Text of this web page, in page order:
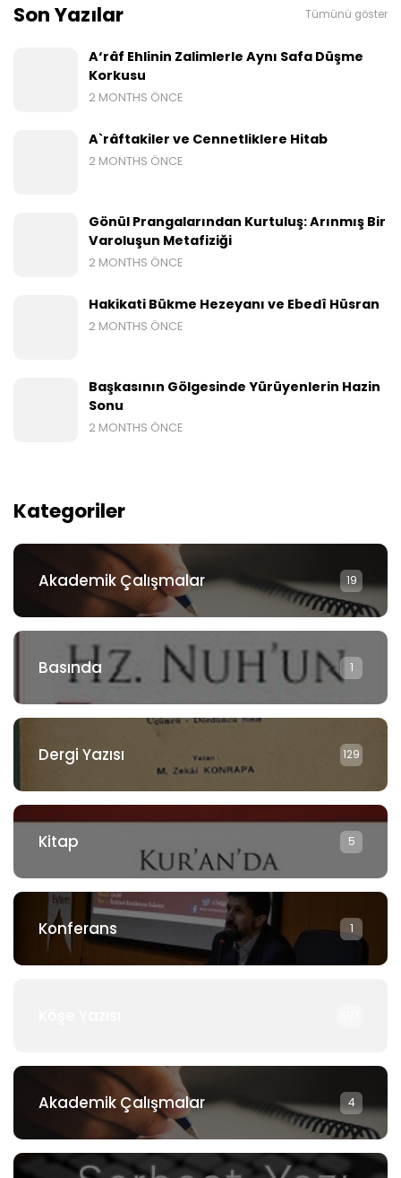
Son Yazılar Tümünü göster
A‘râf Ehlinin Zalimlerle Aynı Safa Düşme
Korkusu
2 MONTHS ÖNCE
A`râftakiler ve Cennetliklere Hitab
2 MONTHS ÖNCE
Gönül Prangalarından Kurtuluş: Arınmış Bir
Varoluşun Metafiziği
2 MONTHS ÖNCE
Hakikati Bükme Hezeyanı ve Ebedî Hüsran
2 MONTHS ÖNCE
Başkasının Gölgesinde Yürüyenlerin Hazin
Sonu
2 MONTHS ÖNCE
Kategoriler
Akademik Çalışmalar 19
Basında 1
Dergi Yazısı 129
Kitap 5
Konferans 1
Akademik Çalışmalar 4